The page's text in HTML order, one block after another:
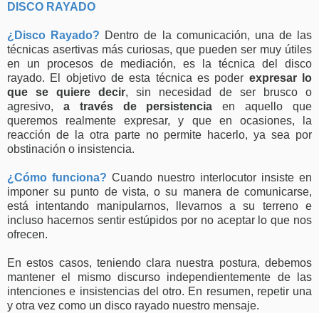
DISCO RAYADO
¿Disco Rayado? Dentro de la comunicación, una de las
técnicas asertivas más curiosas, que pueden ser muy útiles
en un procesos de mediación, es la técnica del disco
rayado. El objetivo de esta técnica es poder expresar lo
que se quiere decir, sin necesidad de ser brusco o
agresivo, a través de persistencia en aquello que
queremos realmente expresar, y que en ocasiones, la
reacción de la otra parte no permite hacerlo, ya sea por
obstinación o insistencia.
¿Cómo funciona? Cuando nuestro interlocutor insiste en
imponer su punto de vista, o su manera de comunicarse,
está intentando manipularnos, llevarnos a su terreno e
incluso hacernos sentir estúpidos por no aceptar lo que nos
ofrecen.
En estos casos, teniendo clara nuestra postura, debemos
mantener el mismo discurso independientemente de las
intenciones e insistencias del otro. En resumen, repetir una
y otra vez como un disco rayado nuestro mensaje.